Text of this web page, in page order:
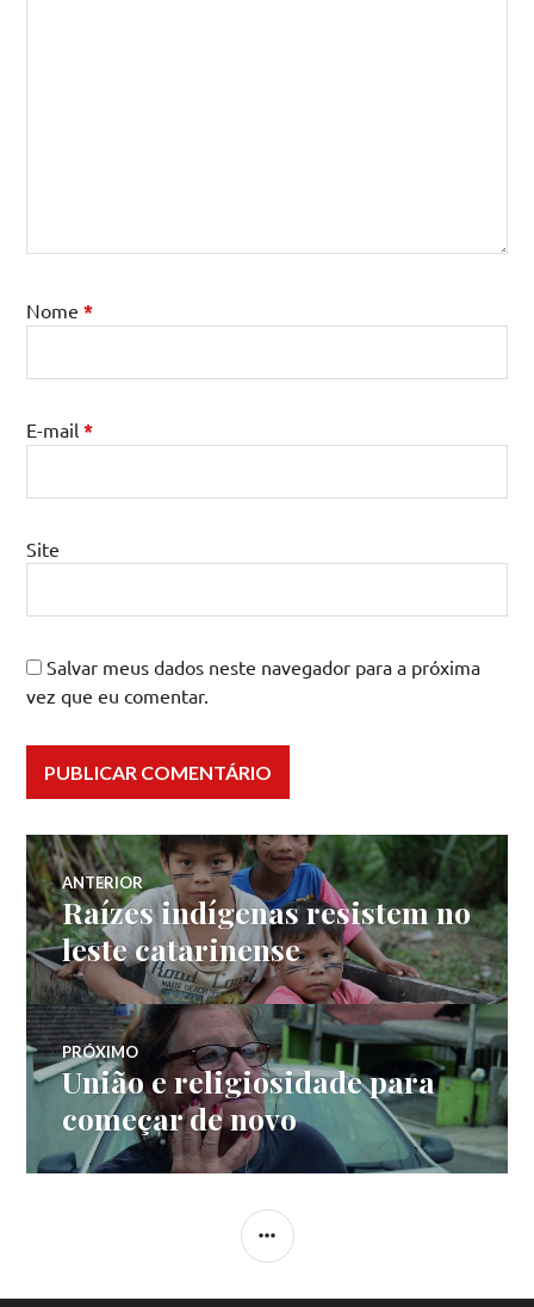
Nome*
E-mail*
Site
Salvar meus dados neste navegador para a próxima
vez que eu comentar.
Navegação
de
Post
ANTERIOR
Post
anterior:
Raízes indígenas resistem no
leste catarinense
PRÓXIMO
Próximo
União e religiosidade para
começar de novo
LATERAL